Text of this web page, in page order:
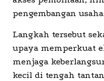
pengembangan
Langkah tersebut
upaya memperkuat
menjaga
kecil di tengah